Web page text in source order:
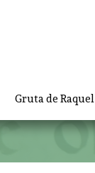
Gruta de Raquel